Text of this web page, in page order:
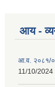
आय -
आ.व. २०८१/
11/10/2024